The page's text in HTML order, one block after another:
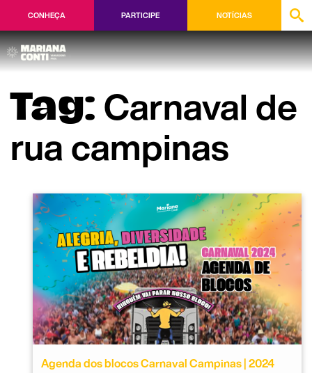
CONHEÇA PARTICIPE NOTÍCIAS
Tag: Carnaval de
rua campinas
Agenda dos blocos Carnaval Campinas | 2024